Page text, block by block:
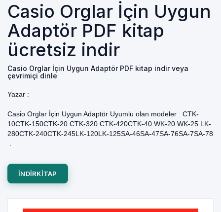
Casio Orglar İçin Uygun
Adaptör PDF kitap
ücretsiz indir
Casio Orglar İçin Uygun Adaptör PDF kitap indir veya
çevrimiçi dinle
Yazar :
Casio Orglar İçin Uygun Adaptör Uyumlu olan modeler CTK-
10CTK-150CTK-20 CTK-320 CTK-420CTK-40 WK-20 WK-25 LK-
280CTK-240CTK-245LK-120LK-125SA-46SA-47SA-76SA-7SA-78
INDIRKITAP